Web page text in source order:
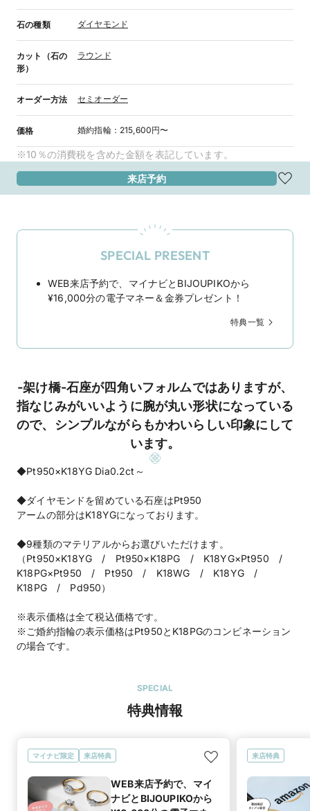
石の種類 ダイヤモンド
カット（石の
形）
ラウンド
オーダー方法 セミオーダー
価格 婚約指輪： 215,600円〜
※10％の消費税を含めた金額を表記しています。
来店予約
SPECIAL PRESENT
WEB来店予約で、マイナビとBIJOUPIKOから
¥16,000分の電子マネー＆金券プレゼント！
特典一覧
-架け橋-石座が四角いフォルムではありますが、
指なじみがいいように腕が丸い形状になっている
ので、シンプルながらもかわいらしい印象にして
います。
◆Pt950×K18YG Dia0.2ct～
◆ダイヤモンドを留めている石座はPt950
アームの部分はK18YGになっております。
◆9種類のマテリアルからお選びいただけます。
（Pt950×K18YG / Pt950×K18PG / K18YG×Pt950 /
K18PG×Pt950 / Pt950 / K18WG / K18YG /
K18PG / Pd950）
※表示価格は全て税込価格です。
※ご婚約指輪の表示価格はPt950とK18PGのコンビネーション
の場合です。
SPECIAL
特典情報
マイナビ限定 来店特典
WEB来店予約で、マイ
ナビとBIJOUPIKOから
来店特典